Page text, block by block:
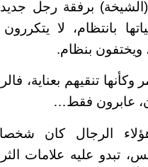
برفقة رجل
بانتظام، لا
ويختفون بنظام.
وكأنها تنقيهم بعناية،
عابرون فقط…
الرجال كان
تبدو عليه علامات